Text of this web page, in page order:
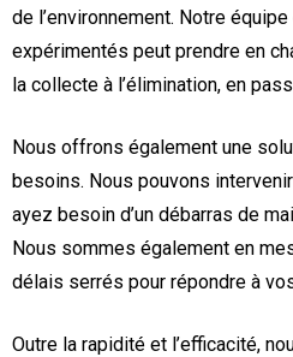
de l’environnement. Notre
expérimentés peut prendre en
la collecte à l’élimination, en
Nous offrons également une
besoins. Nous pouvons
ayez besoin d’un débarras de
Nous sommes également en
délais serrés pour répondre à
Outre la rapidité et l’efficacité,